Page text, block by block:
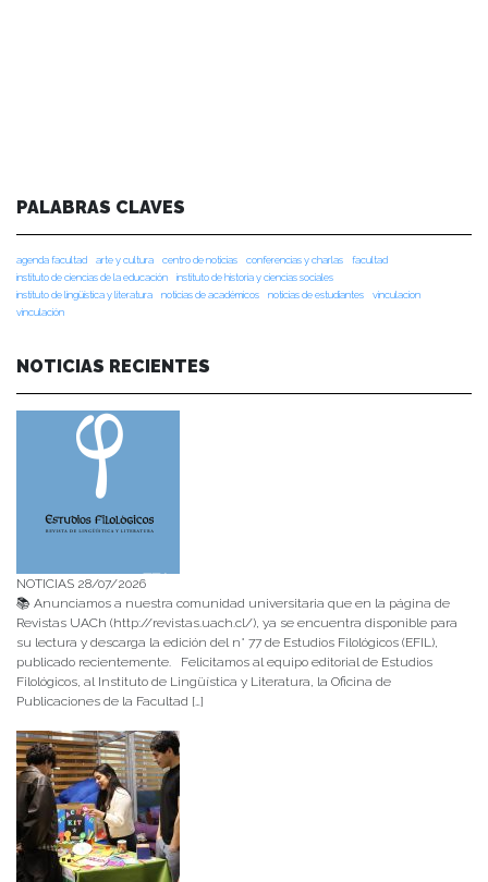
PALABRAS CLAVES
agenda facultad arte y cultura centro de noticias conferencias y charlas
facultad
instituto de ciencias de la educación
instituto de historia y ciencias sociales
instituto de lingüística y literatura
noticias de académicos noticias de estudiantes
vinculacion
vinculación
NOTICIAS RECIENTES
NOTICIAS 28/07/2026
📚 Anunciamos a nuestra comunidad universitaria que en la página de
Revistas UACh (http://revistas.uach.cl/), ya se encuentra disponible para
su lectura y descarga la edición del n° 77 de Estudios Filológicos (EFIL),
publicado recientemente. Felicitamos al equipo editorial de Estudios
Filológicos, al Instituto de Lingüística y Literatura, la Oficina de
Publicaciones de la Facultad […]